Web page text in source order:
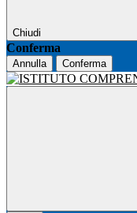
Chiudi
Conferma
Annulla Conferma